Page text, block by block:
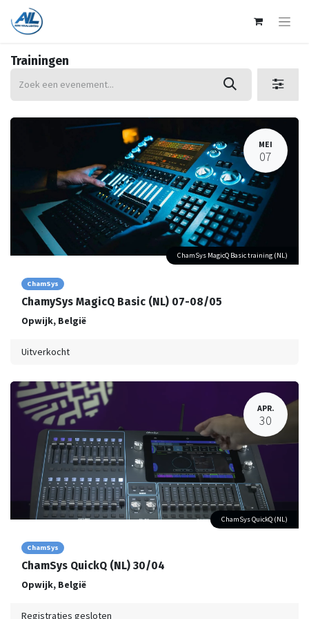
Trainingen
MEI
07
ChamSys
ChamySys MagicQ Basic (NL) 07-08/05
ChamSys MagicQ Basic training (NL)
Opwijk, België
Uitverkocht
APR.
30
ChamSys
ChamSys QuickQ (NL) 30/04
ChamSys QuickQ (NL)
Opwijk, België
Registraties gesloten